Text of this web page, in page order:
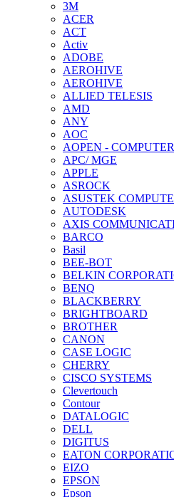
3M
ACER
ACT
Activ
ADOBE
AEROHIVE
AEROHIVE
ALLIED TELESIS
AMD
ANY
AOC
AOPEN - COMPUTER
APC/ MGE
APPLE
ASROCK
ASUSTEK
AUTODESK
AXIS
BARCO
Basil
BEE-BOT
BELKIN
BENQ
BLACKBERRY
BRIGHTBOARD
BROTHER
CANON
CASE LOGIC
CHERRY
CISCO SYSTEMS
Clevertouch
Contour
DATALOGIC
DELL
DIGITUS
EATON
EIZO
EPSON
Epson